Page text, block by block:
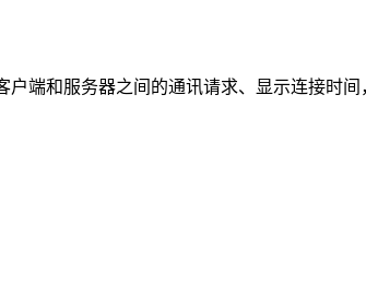
端和服务器之间的通讯请求、显示连接时